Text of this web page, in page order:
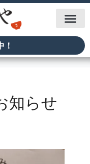
！
知らせ